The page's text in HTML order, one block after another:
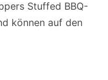
Stuffed BBQ-
können auf den